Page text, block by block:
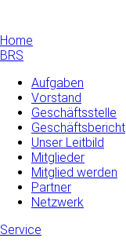
Home
BRS
Aufgaben
Vorstand
Geschäftsstelle
Geschäftsbericht
Unser Leitbild
Mitglieder
Mitglied werden
Partner
Netzwerk
Service